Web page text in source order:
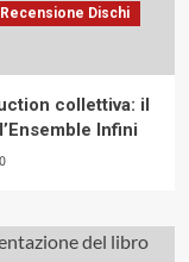
Recensione Dischi
collettiva: il
Infini
0